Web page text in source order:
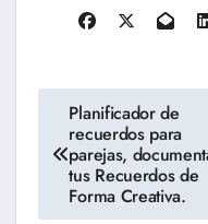
Navegación
de
entradas
Planificador de
recuerdos para
parejas,
tus Recuerdos de
Forma Creativa.